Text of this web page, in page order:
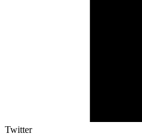
Twitter